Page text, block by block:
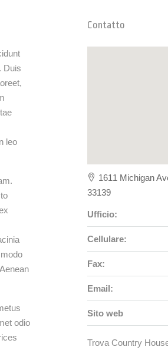
Duis
leo
odio
Contatto
1611 Michigan
33139
Ufficio:
Cellulare:
Fax:
Email:
Sito web
Trova Country